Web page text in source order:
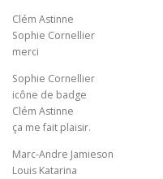
Clém Astinne
Sophie Cornellier
merci
Sophie Cornellier
icône de badge
Clém Astinne
ça me fait plaisir.
Marc-Andre Jamieson
Louis Katarina